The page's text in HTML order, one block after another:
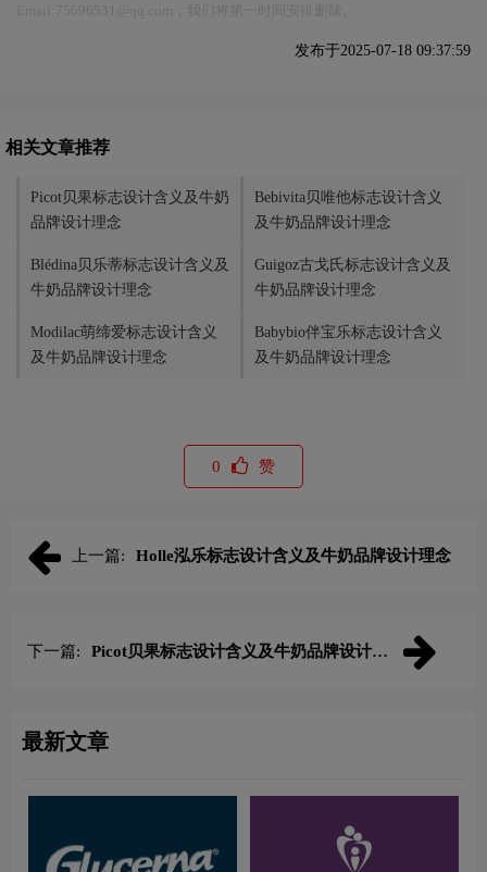
发布于2025-07-18 09:37:59
相关文章推荐
Picot贝果标志设计含义及牛奶
品牌设计理念
Bebivita贝唯他标志设计含义
及牛奶品牌设计理念
Blédina贝乐蒂标志设计含义及
牛奶品牌设计理念
Guigoz古戈氏标志设计含义及
牛奶品牌设计理念
Modilac萌缔爱标志设计含义
及牛奶品牌设计理念
Babybio伴宝乐标志设计含义
及牛奶品牌设计理念
0 赞
上一篇: Holle泓乐标志设计含义及牛奶品牌设计理念
下一篇:
Picot贝果标志设计含义及牛奶品牌设计理
最新文章